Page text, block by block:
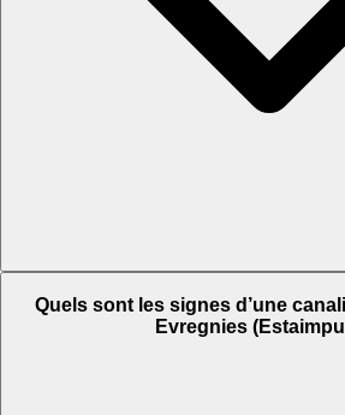
Quels sont les signes d’une
Evregnies